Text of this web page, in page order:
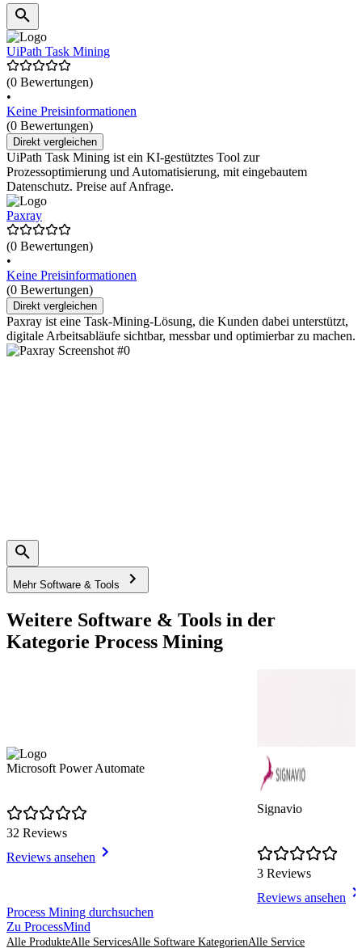
UiPath Task Mining
(0 Bewertungen)
•
Keine Preisinformationen
(0 Bewertungen)
Direkt vergleichen
UiPath Task Mining ist ein KI-gestütztes Tool zur
Prozessoptimierung und Automatisierung, mit eingebautem
Datenschutz. Preise auf Anfrage.
Paxray
(0 Bewertungen)
•
Keine Preisinformationen
(0 Bewertungen)
Direkt vergleichen
Paxray ist eine Task-Mining-Lösung, die Kunden dabei unterstützt,
digitale Arbeitsabläufe sichtbar, messbar und optimierbar zu machen.
Mehr Software & Tools
Weitere Software & Tools in der
Kategorie Process Mining
Microsoft Power Automate
32 Reviews
Reviews ansehen
Signavio
3 Reviews
Reviews ansehen
Item
1
of
Process Mining durchsuchen
Zu ProcessMind
Alle ProdukteAlle ServicesAlle Software KategorienAlle Service